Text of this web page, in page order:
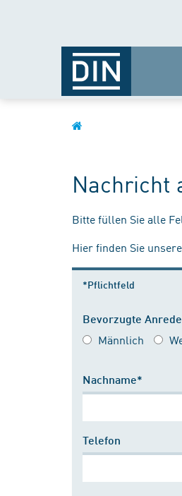
Nachricht
Bitte füllen Sie alle
Hier finden Sie unsere
*Pflichtfeld
Bevorzugte Anrede
Männlich
Nachname*
Telefon